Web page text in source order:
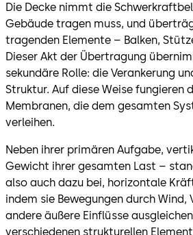
Die Decke nimmt die
Gebäude tragen muss, und
tragenden Elemente – Balken,
Dieser Akt der Übertragung
sekundäre Rolle: die Verankerung
Struktur. Auf diese Weise fungieren
Membranen, die dem gesamten
verleihen.
Neben ihrer primären Aufgabe,
Gewicht ihrer gesamten Last –
also auch dazu bei, horizontale
indem sie Bewegungen durch
andere äußere Einflüsse
verschiedenen strukturellen